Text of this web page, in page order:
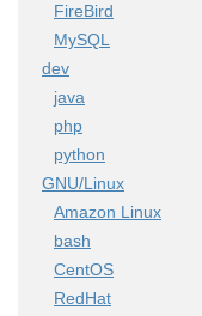
FireBird
MySQL
dev
java
php
python
GNU/Linux
Amazon Linux
bash
CentOS
RedHat